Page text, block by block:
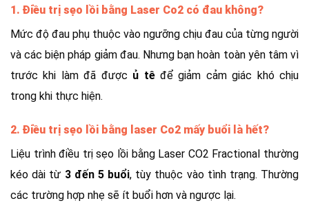
1. Điều trị sẹo lồi bằng Laser Co2 có đau không?
Mức độ đau phụ thuộc vào ngưỡng chịu đau của từng người
và các biện pháp giảm đau. Nhưng bạn hoàn toàn yên tâm vì
trước khi làm đã được ủ têđể giảm cảm giác khó chịu
trong khi thực hiện.
2. Điều trị sẹo lồi bằng laser Co2 mấy buổi là hết?
Liệu trình điều trị sẹo lồi bằng Laser CO2 Fractional thường
kéo dài từ 3 đến 5 buổi, tùy thuộc vào tình trạng. Thường
các trường hợp nhẹ sẽ ít buổi hơn và ngược lại.